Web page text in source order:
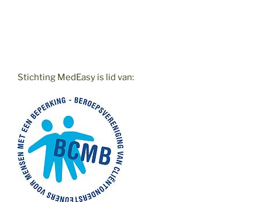
Stichting MedEasy is lid van: